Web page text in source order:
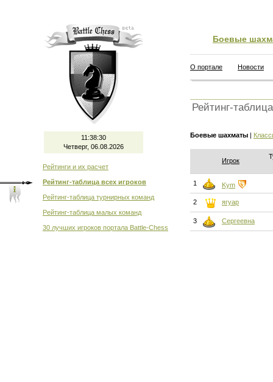
11:38:30
Четверг, 06.08.2026
Рейтинги и их расчет
Рейтинг-таблица всех игроков
Рейтинг-таблица турнирных команд
Рейтинг-таблица малых команд
30 лучших игроков портала Battle-Chess
Боевые
О портале Новости
Рейтинг-
Боевые шахматы |
Игрок
1 Kym
2 ягуар
3 Сергеевна